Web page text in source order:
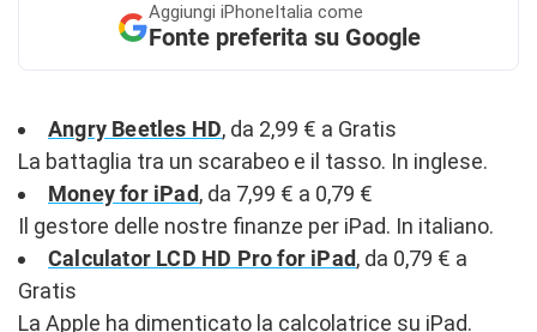
Aggiungi iPhoneItalia come
Fonte preferita su Google
Angry Beetles HD, da 2,99 € a Gratis
La battaglia tra un scarabeo e il tasso. In inglese.
Money for iPad, da 7,99 € a 0,79 €
Il gestore delle nostre finanze per iPad. In italiano.
Calculator LCD HD Pro for iPad, da 0,79 € a
Gratis
La Apple ha dimenticato la calcolatrice su iPad.